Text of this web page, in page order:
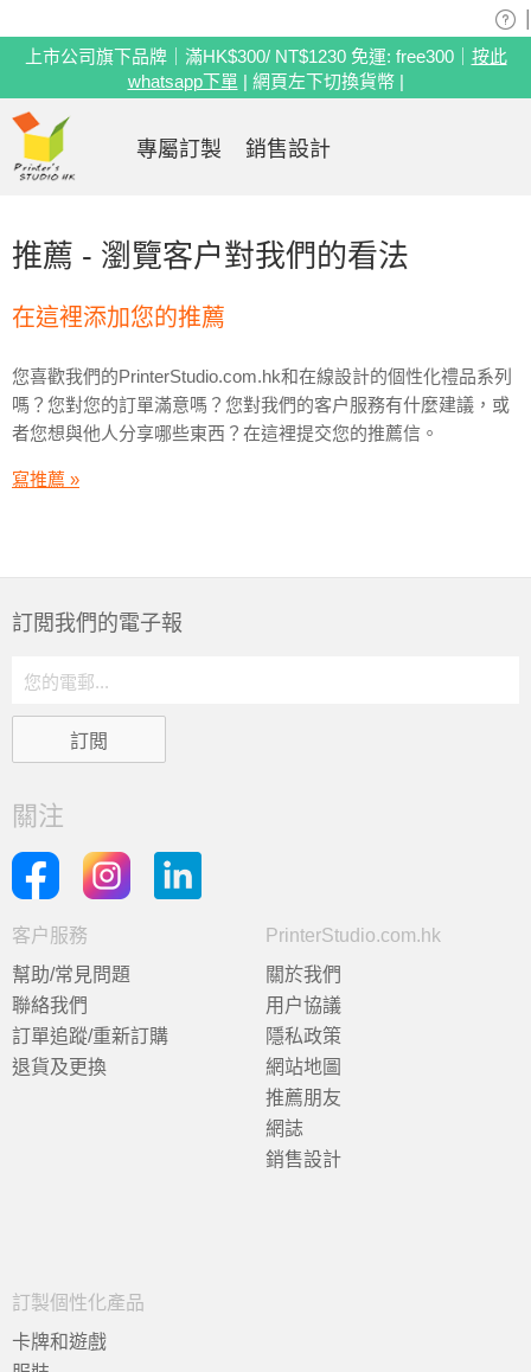
推薦 - 瀏覽客户對我們的看法
在這裡添加您的推薦
您喜歡我們的PrinterStudio.com.hk和在線設計的個性化禮品系列
嗎？您對您的訂單滿意嗎？您對我們的客户服務有什麼建議，或
者您想與他人分享哪些東西？在這裡提交您的推薦信。
寫推薦 »
訂閲我們的電子報
關注
客户服務
幫助/常見問題
聯絡我們
訂單追蹤/重新訂購
退貨及更換
PrinterStudio.com.hk
關於我們
用户協議
隱私政策
網站地圖
推薦朋友
網誌
銷售設計
訂製個性化產品
卡牌和遊戲
上市公司旗下品牌｜滿HK$300/ NT$1230 免運: free300｜ 按此
whatsapp下單 | 網頁左下切換貨幣 |
專屬訂製 銷售設計